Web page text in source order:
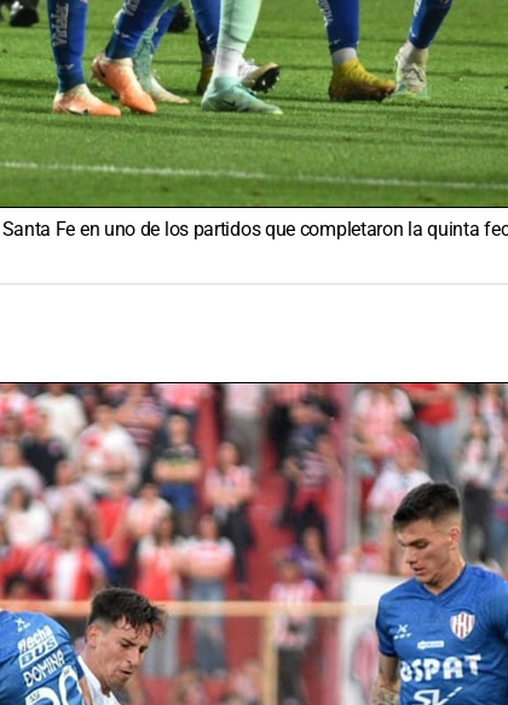
Fe en uno de los partidos que completaron la quinta